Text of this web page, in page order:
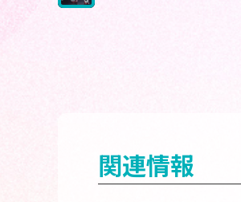
関連情報